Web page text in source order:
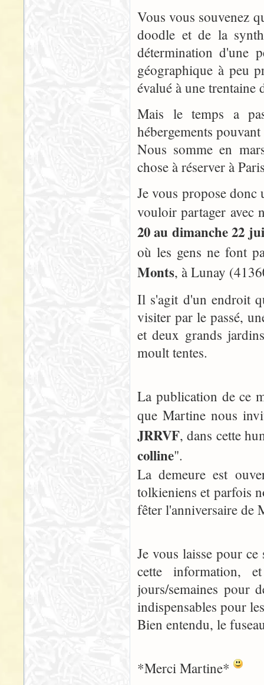
Vous vous souvenez
doodle et de la
détermination d'une
géographique à peu
évalué à une trentaine
Mais le temps a
hébergements
Nous somme en
chose à réserver à
Je vous propose
vouloir partager avec
20 au dimanche 22
où les gens ne font
Monts, à Lunay
Il s'agit d'un endroit
visiter par le passé,
et deux grands
moult tentes.
La publication de ce
que Martine nous
JRRVF, dans cette
colline".
La demeure est
tolkieniens et parfois
fêter l'anniversaire de
Je vous laisse pour
cette information,
jours/semaines pour
indispensables pour
Bien entendu, le
*Merci Martine*